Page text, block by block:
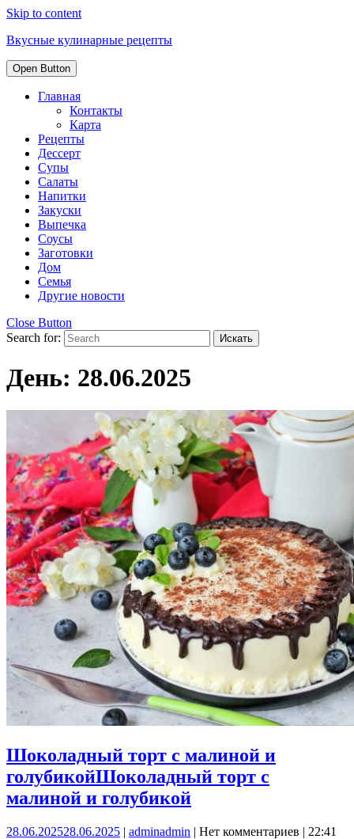
Skip to content
Вкусные кулинарные рецепты
Open Button
Главная
Контакты
Карта
Рецепты
Дессерт
Супы
Салаты
Напитки
Закуски
Выпечка
Соусы
Заготовки
Дом
Семья
Другие новости
Close Button
Search for:
День: 28.06.2025
Шоколадный торт с малиной и
голубикойШоколадный торт с
малиной и голубикой
28.06.202528.06.2025 | adminadmin | Нет комментариев | 22:41